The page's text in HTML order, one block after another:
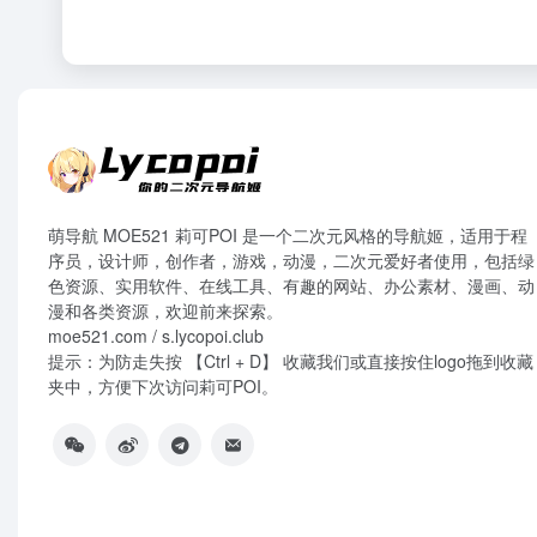
萌导航 MOE521 莉可POI 是一个二次元风格的导航姬，适用于程
序员，设计师，创作者，游戏，动漫，二次元爱好者使用，包括绿
色资源、实用软件、在线工具、有趣的网站、办公素材、漫画、动
漫和各类资源，欢迎前来探索。
moe521.com / s.lycopoi.club
提示：为防走失按 【Ctrl + D】 收藏我们或直接按住logo拖到收藏
夹中，方便下次访问莉可POI。